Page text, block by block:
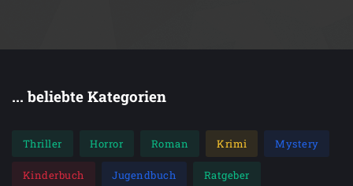
... beliebte Kategorien
Thriller Horror Roman Krimi Mystery
Kinderbuch Jugendbuch Ratgeber